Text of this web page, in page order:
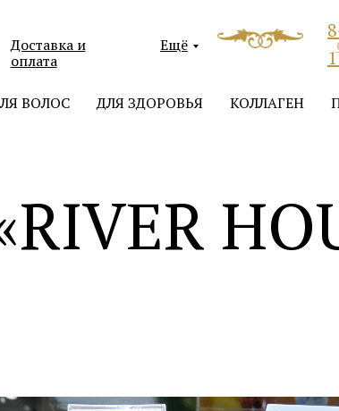
Доставка и
оплата
Ещё
ВОЛОС ДЛЯ ЗДОРОВЬЯ КОЛЛАГЕН